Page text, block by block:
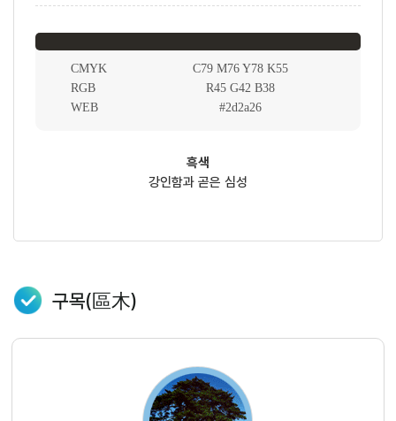
CMYK
C79 M76 Y78 K55
RGB
R45 G42 B38
WEB
#2d2a26
흑색
강인함과 곧은 심성
구목(區木)